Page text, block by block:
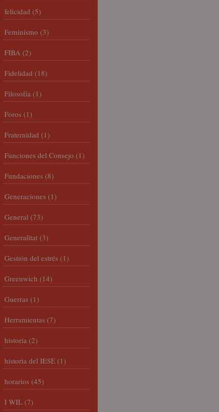
felicidad (5)
Feminismo (3)
FIBA (2)
Fidelidad (18)
Filosofía (1)
Foros (1)
Fraternidad (1)
Funciones del Consejo (1)
Fundaciones (8)
Generaciones (1)
General (73)
Generalitat (3)
Gestión del estrés (1)
Greenwich (14)
Guerras (1)
Herramientas (7)
historia (2)
historia del IESE (1)
horarios (45)
I WIL (7)